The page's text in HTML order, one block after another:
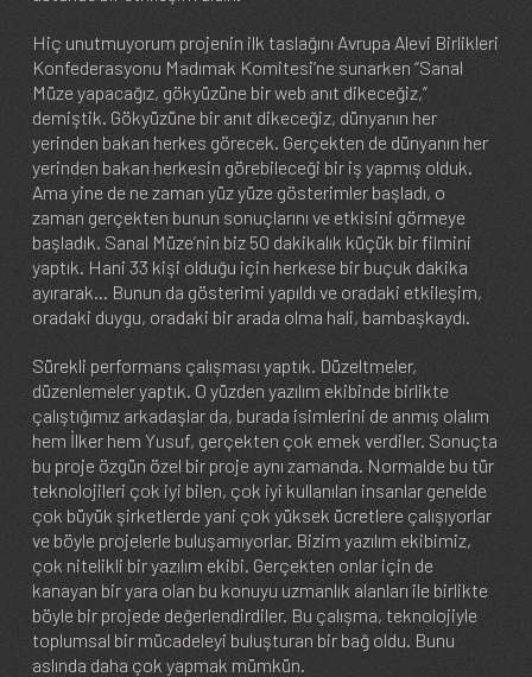
Hiç unutmuyorum projenin ilk taslağını Avrupa Alevi Birlikleri
Konfederasyonu Madımak Komitesi’ne sunarken “Sanal
Müze yapacağız, gökyüzüne bir web anıt dikeceğiz,”
demiştik. Gökyüzüne bir anıt dikeceğiz, dünyanın her
yerinden bakan herkes görecek. Gerçekten de dünyanın her
yerinden bakan herkesin görebileceği bir iş yapmış olduk.
Ama yine de ne zaman yüz yüze gösterimler başladı, o
zaman gerçekten bunun sonuçlarını ve etkisini görmeye
başladık. Sanal Müze’nin biz 50 dakikalık küçük bir filmini
yaptık. Hani 33 kişi olduğu için herkese bir buçuk dakika
ayırarak... Bunun da gösterimi yapıldı ve oradaki etkileşim,
oradaki duygu, oradaki bir arada olma hali, bambaşkaydı.
Sürekli performans çalışması yaptık. Düzeltmeler,
düzenlemeler yaptık. O yüzden yazılım ekibinde birlikte
çalıştığımız arkadaşlar da, burada isimlerini de anmış olalım
hem İlker hem Yusuf, gerçekten çok emek verdiler. Sonuçta
bu proje özgün özel bir proje aynı zamanda. Normalde bu tür
teknolojileri çok iyi bilen, çok iyi kullanılan insanlar genelde
çok büyük şirketlerde yani çok yüksek ücretlere çalışıyorlar
ve böyle projelerle buluşamıyorlar. Bizim yazılım ekibimiz,
çok nitelikli bir yazılım ekibi. Gerçekten onlar için de
kanayan bir yara olan bu konuyu uzmanlık alanları ile birlikte
böyle bir projede değerlendirdiler. Bu çalışma, teknolojiyle
toplumsal bir mücadeleyi buluşturan bir bağ oldu. Bunu
aslında daha çok yapmak mümkün.